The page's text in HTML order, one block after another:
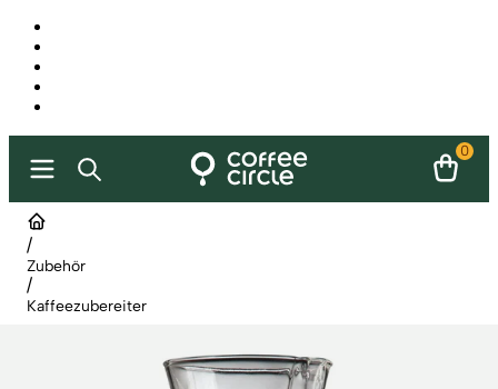
0
/
Zubehör
/
Kaffeezubereiter